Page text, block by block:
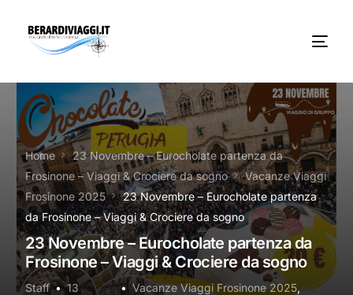
Home
23 Novembre – Eurocholate partenza da
Frosinone – Viaggi & Crociere da sogno
Vacanze Viaggi
Frosinone 2025
23 Novembre – Eurocholate partenza
da Frosinone – Viaggi & Crociere da sogno
23 Novembre – Eurocholate partenza da
Frosinone – Viaggi & Crociere da sogno
Staff
13
Vacanze Viaggi Frosinone 2025,
Chi Siamo
Noleggio
Autobus servizi
Vacanze Viaggi Frosinone
Contatti